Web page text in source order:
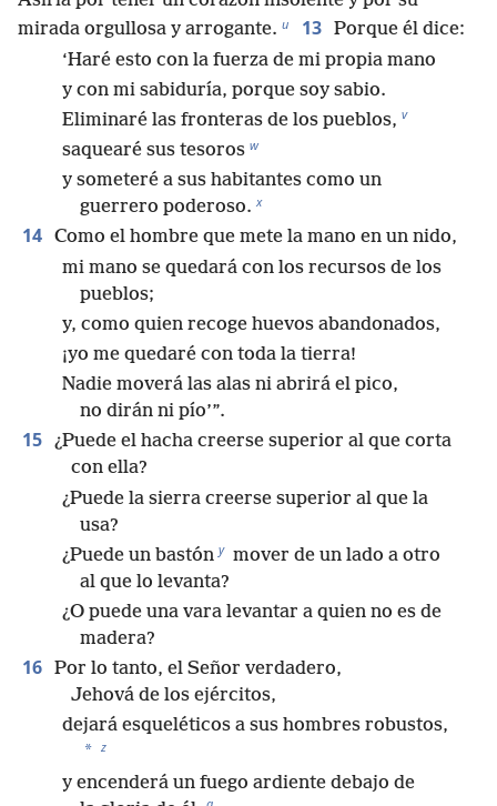
mirada orgullosa y arrogante. u 13 Porque él dice:
‘Haré esto con la fuerza de mi propia mano
y con mi sabiduría, porque soy sabio.
Eliminaré las fronteras de los pueblos, v
saquearé sus tesoros w
y someteré a sus habitantes como un
guerrero poderoso. x
14 Como el hombre que mete la mano en un nido,
mi mano se quedará con los recursos de los
pueblos;
y, como quien recoge huevos abandonados,
¡yo me quedaré con toda la tierra!
Nadie moverá las alas ni abrirá el pico,
no dirán ni pío’”.
15 ¿Puede el hacha creerse superior al que corta
con ella?
¿Puede la sierra creerse superior al que la
usa?
¿Puede un bastón y mover de un lado a otro
al que lo levanta?
¿O puede una vara levantar a quien no es de
madera?
16 Por lo tanto, el Señor verdadero,
Jehová de los ejércitos,
dejará esqueléticos a sus hombres robustos,
* z
y encenderá un fuego ardiente debajo de